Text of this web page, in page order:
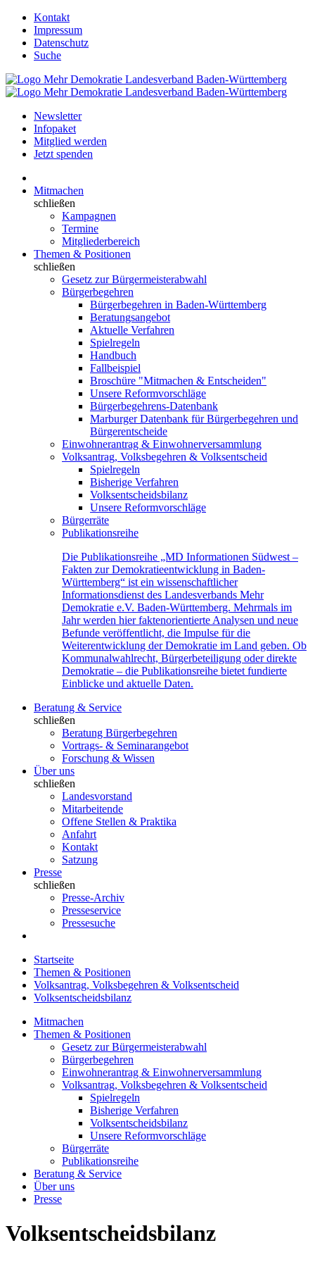
Kontakt
Impressum
Datenschutz
Suche
Newsletter
Infopaket
Mitglied werden
Jetzt spenden
Mitmachen
schließen
Kampagnen
Termine
Mitgliederbereich
Themen & Positionen
schließen
Gesetz zur Bürgermeisterabwahl
Bürgerbegehren
Bürgerbegehren in Baden-Württemberg
Beratungsangebot
Aktuelle Verfahren
Spielregeln
Handbuch
Fallbeispiel
Broschüre "Mitmachen & Entscheiden"
Unsere Reformvorschläge
Bürgerbegehrens-Datenbank
Marburger Datenbank für Bürgerbegehren und
Bürgerentscheide
Einwohnerantrag & Einwohnerversammlung
Volksantrag, Volksbegehren & Volksentscheid
Spielregeln
Bisherige Verfahren
Volksentscheidsbilanz
Unsere Reformvorschläge
Bürgerräte
Publikationsreihe
Die Publikationsreihe „MD Informationen Südwest –
Fakten zur Demokratieentwicklung in Baden-
Württemberg“ ist ein wissenschaftlicher
Informationsdienst des Landesverbands Mehr
Demokratie e.V. Baden-Württemberg. Mehrmals im
Jahr werden hier faktenorientierte Analysen und neue
Befunde veröffentlicht, die Impulse für die
Weiterentwicklung der Demokratie im Land geben. Ob
Kommunalwahlrecht, Bürgerbeteiligung oder direkte
Demokratie – die Publikationsreihe bietet fundierte
Einblicke und aktuelle Daten.
Beratung & Service
schließen
Beratung Bürgerbegehren
Vortrags- & Seminarangebot
Forschung & Wissen
Über uns
schließen
Landesvorstand
Mitarbeitende
Offene Stellen & Praktika
Anfahrt
Kontakt
Satzung
Presse
schließen
Presse-Archiv
Presseservice
Pressesuche
Startseite
Themen & Positionen
Volksantrag, Volksbegehren & Volksentscheid
Volksentscheidsbilanz
Mitmachen
Themen & Positionen
Gesetz zur Bürgermeisterabwahl
Bürgerbegehren
Einwohnerantrag & Einwohnerversammlung
Volksantrag, Volksbegehren & Volksentscheid
Spielregeln
Bisherige Verfahren
Volksentscheidsbilanz
Unsere Reformvorschläge
Bürgerräte
Publikationsreihe
Beratung & Service
Über uns
Presse
Volksentscheidsbilanz